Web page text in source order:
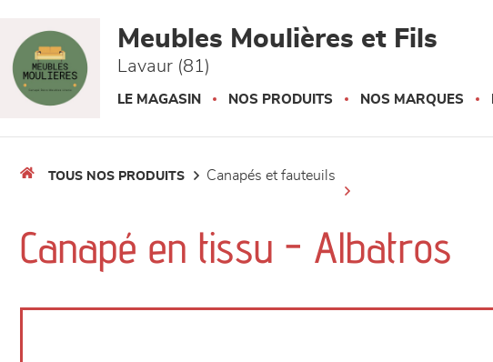
Meubles Moulières et Fils
Lavaur (81)
LE MAGASIN NOS PRODUITS NOS MARQUES
TOUS NOS PRODUITS canapés et fauteuils
Canapé en tissu - Albatros